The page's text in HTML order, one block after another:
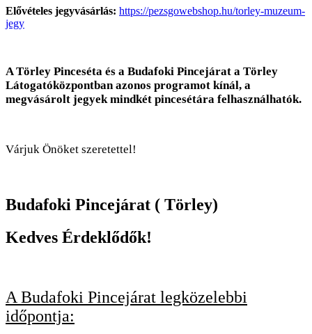
Elővételes jegyvásárlás: https://pezsgowebshop.hu/torley-muzeum-
jegy
A Törley Pinceséta és a Budafoki Pincejárat a Törley
Látogatóközpontban azonos programot kínál, a
megvásárolt jegyek mindkét pincesétára felhasználhatók.
Várjuk Önöket szeretettel!
Budafoki Pincejárat ( Törley)
Kedves Érdeklődők!
A Budafoki Pincejárat legközelebbi
időpontja: